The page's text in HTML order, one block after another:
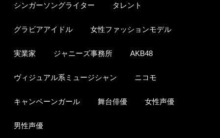
シンガーソングライター タレント
グラビアアイドル 女性ファッションモデル
実業家 ジャニーズ事務所 AKB48
ヴィジュアル系ミュージシャン ニコモ
キャンペーンガール 舞台俳優 女性声優
男性声優